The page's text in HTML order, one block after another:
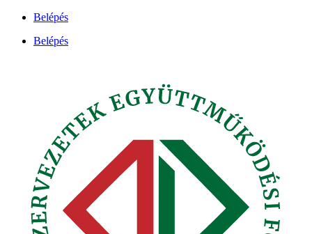
Ugrás
tartalomhoz
Belépés
Belépés